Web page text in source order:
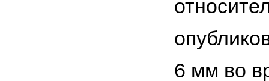
6 мм во